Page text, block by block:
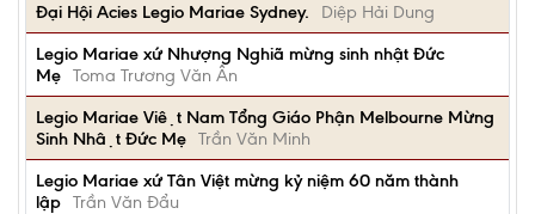
Đại Hội Acies Legio Mariae Sydney.
Diệp Hải Dung
Legio Mariae xứ Nhượng Nghiã mừng sinh nhật Đức
Mẹ Toma Trương Văn Ân
Legio Mariae Việt Nam Tổng Giáo Phận Melbourne Mừng
Sinh Nhật Đức Mẹ Trần Văn Minh
Legio Mariae xứ Tân Việt mừng kỷ niệm 60 năm thành
lập Trần Văn Đẩu